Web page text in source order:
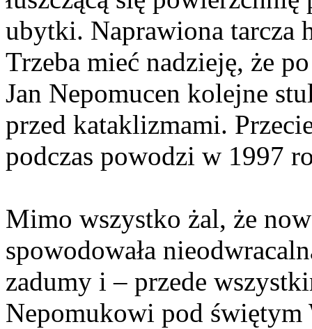
ubytki. Naprawiona tarcza
Trzeba mieć nadzieję, że
Jan Nepomucen kolejne
przed kataklizmami.
podczas powodzi w 1997
Mimo wszystko żal, że
spowodowała
zadumy i – przede
Nepomukowi pod świętym